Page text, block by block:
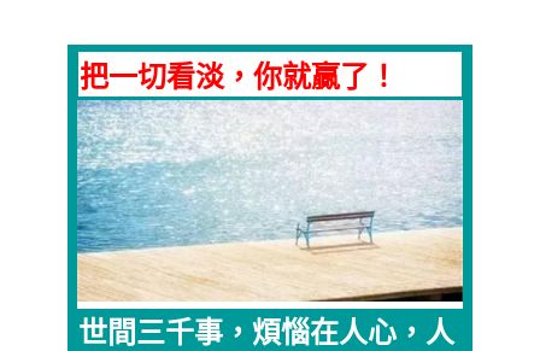
把一切看淡，你就贏了！
世間三千事，煩惱在人心，人